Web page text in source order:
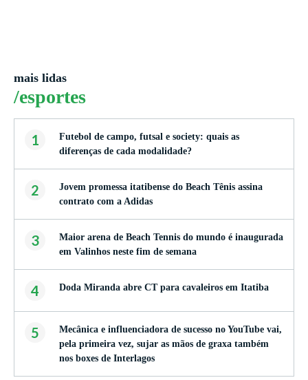
mais lidas
/esportes
1
Futebol de campo, futsal e society: quais as
diferenças de cada modalidade?
2
Jovem promessa itatibense do Beach Tênis assina
contrato com a Adidas
3
Maior arena de Beach Tennis do mundo é inaugurada
em Valinhos neste fim de semana
4 Doda Miranda abre CT para cavaleiros em Itatiba
5
Mecânica e influenciadora de sucesso no YouTube vai,
pela primeira vez, sujar as mãos de graxa também
nos boxes de Interlagos